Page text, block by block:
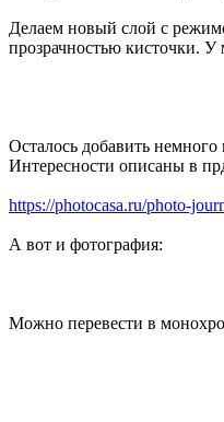
Делаем новый слой с
прозрачностью кисточки. У
Осталось добавить
Интересности описаны в
https://photocasa.ru/photo-
А вот и фотография:
Можно перевести в